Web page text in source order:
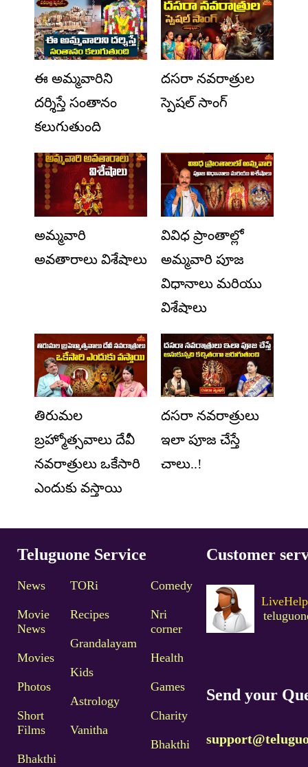
ఈ అమ్మవారిని
దర్శిస్తే సంతానం
కలుగుతుంది
దసరా నవరాత్రుల
స్పెషల్ సాంగ్
అమ్మవారి
అవతారాలు విశేషాలు
వివిధ ప్రాంతాల్లో
అమ్మవారి పూజ
విధానాలు మరియు
విశేషాలు
తిరుమల
బ్రహ్మోత్సవాలు దేవీ
నవరాత్రులు ఒకేసారి
ఎందుకు వస్తాయి
దసరా నవరాత్రులు
ఇలా పూజ చేస్తే
చాలు..!
Teluguone Service
News
Movie
News
Movies
Photos
Short
Films
Bhakthi
TORi
Recipes
Grandalayam
Kids
Astrology
Vanitha
Comedy
Nri
corner
Health
Games
Charity
Bhakthi
Customer
Send your